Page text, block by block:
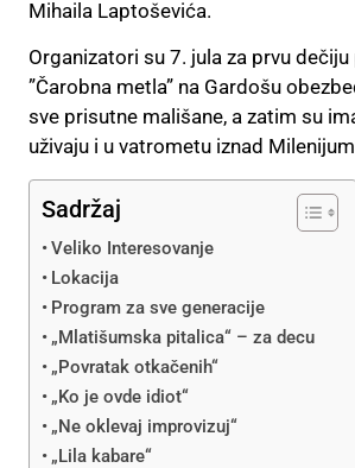
Mihaila Laptoševića.
Organizatori su 7. jula za prvu
”Čarobna metla” na Gardošu
sve prisutne mališane, a zatim su
uživaju i u vatrometu iznad
Sadržaj
Veliko Interesovanje
Lokacija
Program za sve generacije
„Mlatišumska pitalica“ – za decu
„Povratak otkačenih“
„Ko je ovde idiot“
„Ne oklevaj improvizuj“
„Lila kabare“